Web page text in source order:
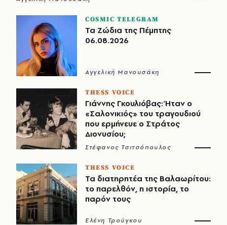
COSMIC TELEGRAM
Τα Ζώδια της Πέμπτης
06.08.2026
Αγγελική Μανουσάκη
THESS VOICE
Γιάννης Γκουλιόβας: Ήταν ο
«Σαλονικιός» του τραγουδιού
που ερμήνευε ο Στράτος
Διονυσίου;
Στέφανος Τσιτσόπουλος
THESS VOICE
Τα διατηρητέα της Βαλαωρίτου:
το παρελθόν, η ιστορία, το
παρόν τους
Ελένη Τρούγκου